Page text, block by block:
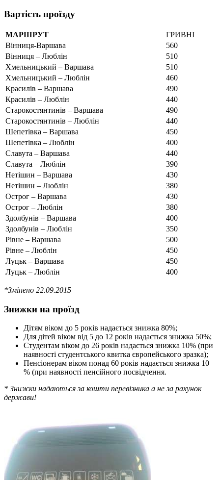
Вартість проїзду
МАРШРУТ
ГРИВНІ
Вінниця-Варшава
560
Вінниця – Люблін
510
Хмельницький – Варшава
510
Хмельницький – Люблін
460
Красилів – Варшава
490
Красилів – Люблін
440
Старокостянтинів – Варшава
490
Старокостянтинів – Люблін
440
Шепетівка – Варшава
450
Шепетівка – Люблін
400
Славута – Варшава
440
Славута – Люблін
390
Нетішин – Варшава
430
Нетішин – Люблін
380
Острог – Варшава
430
Острог – Люблін
380
Здолбунів – Варшава
400
Здолбунів – Люблін
350
Рівне – Варшава
500
Рівне – Люблін
450
Луцьк – Варшава
450
Луцьк – Люблін
400
*Змінено 22.09.2015
Знижки на проїзд
Дітям віком до 5 років надається знижка 80%;
Для дітей віком від 5 до 12 років надається знижка 50%;
Студентам віком до 26 років надається знижка 10% (при
наявності студентського квитка європейського зразка);
Пенсіонерам віком понад 60 років надається знижка 10
% (при наявності пенсійного посвідчення.
* Знижки надаються за кошти перевізника а не за рахунок
держави!